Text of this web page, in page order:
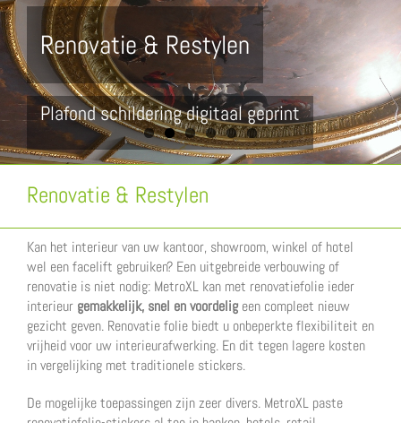
Renovatie & Restylen
Plafond schildering digitaal geprint
Renovatie & Restylen
Kan het interieur van uw kantoor, showroom, winkel of hotel
wel een facelift gebruiken? Een uitgebreide verbouwing of
renovatie is niet nodig: MetroXL kan met renovatiefolie ieder
interieur gemakkelijk, snel en voordelig een compleet nieuw
gezicht geven. Renovatie folie biedt u onbeperkte flexibiliteit en
vrijheid voor uw interieurafwerking. En dit tegen lagere kosten
in vergelijking met traditionele stickers.
De mogelijke toepassingen zijn zeer divers. MetroXL paste